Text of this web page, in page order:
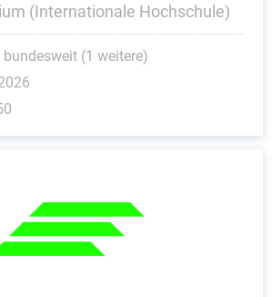
(Internationale Hochschule)
(1 weitere)